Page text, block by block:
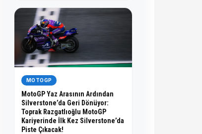
MOTOGP
MotoGP Yaz Arasının Ardından
Silverstone’da Geri Dönüyor:
Toprak Razgatlıoğlu MotoGP
Kariyerinde İlk Kez Silverstone’da
Piste Çıkacak!